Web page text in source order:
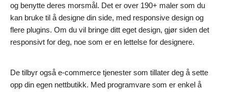
og benytte deres morsmål. Det er over 190+ maler som du
kan bruke til å designe din side, med responsive design og
flere plugins. Om du vil bringe ditt eget design, gjør siden det
responsivt for deg, noe som er en lettelse for designere.
De tilbyr også e-commerce tjenester som tillater deg å sette
opp din egen nettbutikk. Med programvare som er enkel å